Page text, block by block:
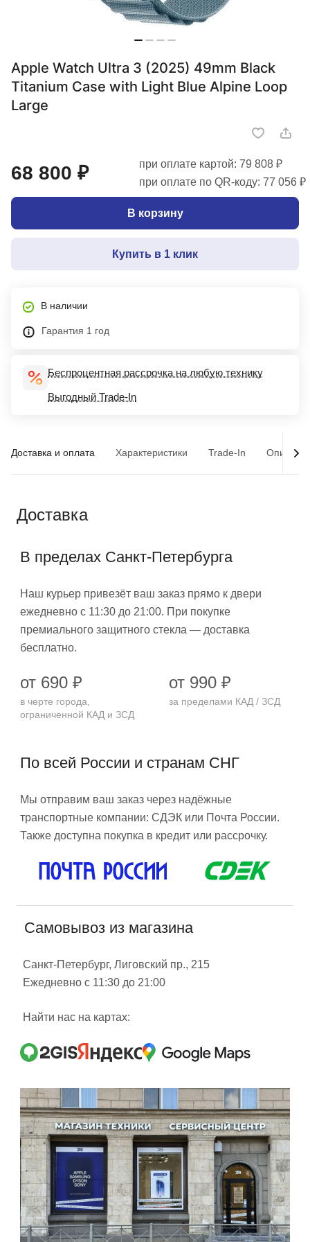
Apple Watch Ultra 3 (2025) 49mm Black
Titanium Case with Light Blue Alpine Loop
Large
68 800 ₽
при оплате картой: 79 808 ₽
при оплате по QR-коду: 77 056 ₽
В корзину
Купить в 1 клик
В наличии
Гарантия 1 год
Беспроцентная рассрочка на любую технику
Выгодный Trade-In
Доставка и оплата Характеристики Trade-In
Доставка
В пределах Санкт-Петербурга
Наш курьер привезёт ваш заказ прямо к двери
ежедневно с 11:30 до 21:00. При покупке
премиального защитного стекла — доставка
бесплатно.
от 690 ₽
в черте города,
ограниченной КАД и ЗСД
от 990 ₽
за пределами КАД / ЗСД
По всей России и странам СНГ
Мы отправим ваш заказ через надёжные
транспортные компании: СДЭК или Почта России.
Также доступна покупка в кредит или рассрочку.
Самовывоз из магазина
Санкт-Петербург, Лиговский пр., 215
Ежедневно с 11:30 до 21:00
Найти нас на картах: